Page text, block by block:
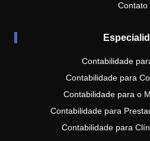
Contato
Contabilidade
Contabilidade para
Contabilidade para o
Contabilidade para
Contabilidade para